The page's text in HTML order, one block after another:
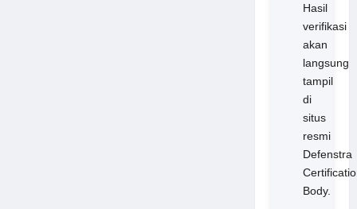
Hasil
verifikasi
akan
langsung
tampil
di
situs
resmi
Defenstra
Body.